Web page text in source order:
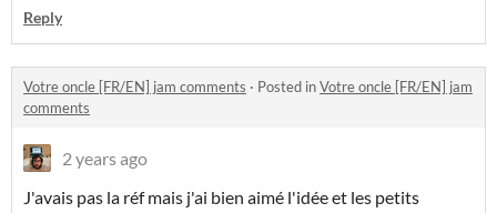
Reply
Votre oncle [FR/EN] jam comments · Posted inVotre oncle [FR/EN] jam
comments
2 years ago
J'avais pas la réf mais j'ai bien aimé l'idée et les petits